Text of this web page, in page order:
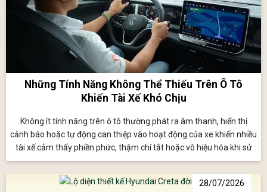
Những Tính Năng Không Thể Thiếu Trên Ô Tô
Khiến Tài Xế Khó Chịu
Không ít tính năng trên ô tô thường phát ra âm thanh, hiển thị
cảnh báo hoặc tự động can thiệp vào hoạt động của xe khiến nhiều
tài xế cảm thấy phiền phức, thậm chí tắt hoặc vô hiệu hóa khi sử
dụng; tuy nhiên điều này có thể làm giảm đáng kể mức độ an toàn
28/07/2026